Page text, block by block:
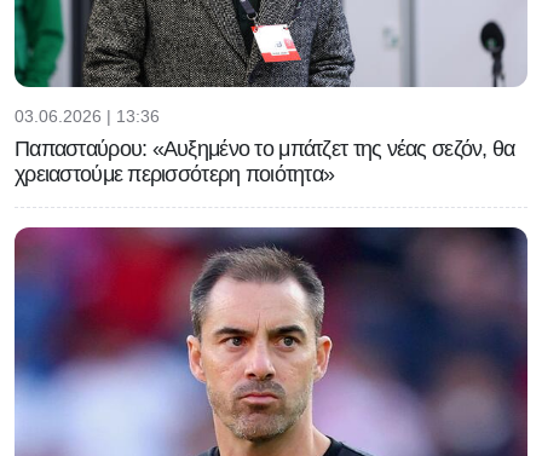
03.06.2026 | 13:36
Παπασταύρου: «Αυξημένο το μπάτζετ της νέας σεζόν, θα
χρειαστούμε περισσότερη ποιότητα»